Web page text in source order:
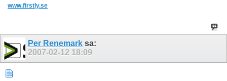
www.firstly.se
Per Renemark sa:
2007-02-12 18:09